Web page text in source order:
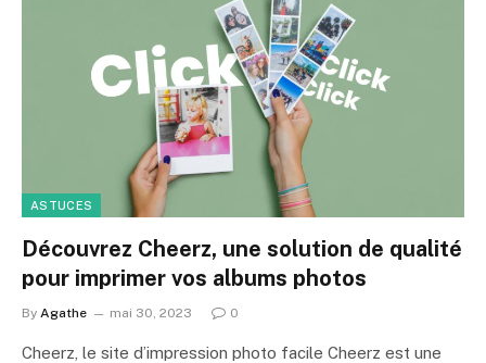
ASTUCES
Découvrez Cheerz, une solution de qualité
pour imprimer vos albums photos
By Agathe mai 30, 2023 0
Cheerz, le site d’impression photo facile Cheerz est une